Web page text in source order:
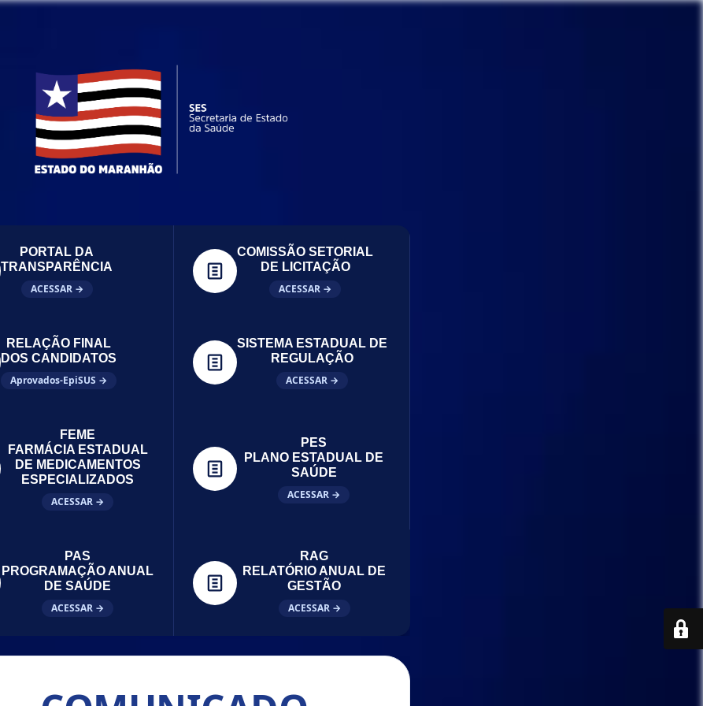
PORTAL DA
TRANSPARÊNCIA
ACESSAR →
COMISSÃO SETORIAL
DE LICITAÇÃO
ACESSAR →
RELAÇÃO FINAL
DOS CANDIDATOS
Aprovados-EpiSUS →
SISTEMA ESTADUAL DE
REGULAÇÃO
ACESSAR →
FEME
FARMÁCIA ESTADUAL
DE MEDICAMENTOS
ESPECIALIZADOS
ACESSAR →
PES
PLANO ESTADUAL DE
SAÚDE
ACESSAR →
PAS
PROGRAMAÇÃO ANUAL
DE SAÚDE
ACESSAR →
RAG
RELATÓRIO ANUAL DE
GESTÃO
ACESSAR →